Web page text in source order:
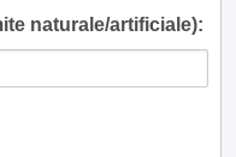
naturale/artificiale):